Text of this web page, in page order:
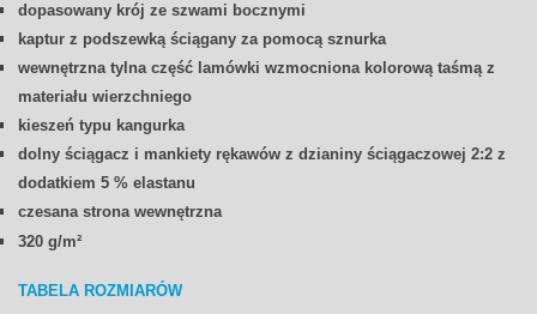
dopasowany krój ze szwami bocznymi
kaptur z podszewką ściągany za pomocą sznurka
wewnętrzna tylna część lamówki wzmocniona kolorową taśmą z
materiału wierzchniego
kieszeń typu kangurka
dolny ściągacz i mankiety rękawów z dzianiny ściągaczowej 2:2 z
dodatkiem 5 % elastanu
czesana strona wewnętrzna
320 g/m²
TABELA ROZMIARÓW